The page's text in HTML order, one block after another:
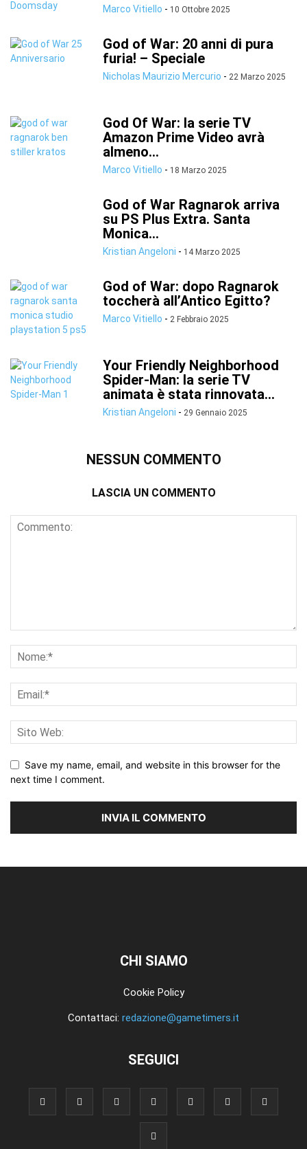
Marco Vitiello - 10 Ottobre 2025
God of War: 20 anni di pura
furia! – Speciale
Nicholas Maurizio Mercurio - 22 Marzo 2025
God Of War: la serie TV
Amazon Prime Video avrà
almeno...
Marco Vitiello - 18 Marzo 2025
God of War Ragnarok arriva
su PS Plus Extra. Santa
Monica...
Kristian Angeloni - 14 Marzo 2025
God of War: dopo Ragnarok
toccherà all’Antico Egitto?
Marco Vitiello - 2 Febbraio 2025
Your Friendly Neighborhood
Spider-Man: la serie TV
animata è stata rinnovata...
Kristian Angeloni - 29 Gennaio 2025
NESSUN COMMENTO
LASCIA UN COMMENTO
Save my name, email, and website in this browser for the
next time I comment.
CHI SIAMO
Cookie Policy
Contattaci: redazione@gametimers.it
SEGUICI